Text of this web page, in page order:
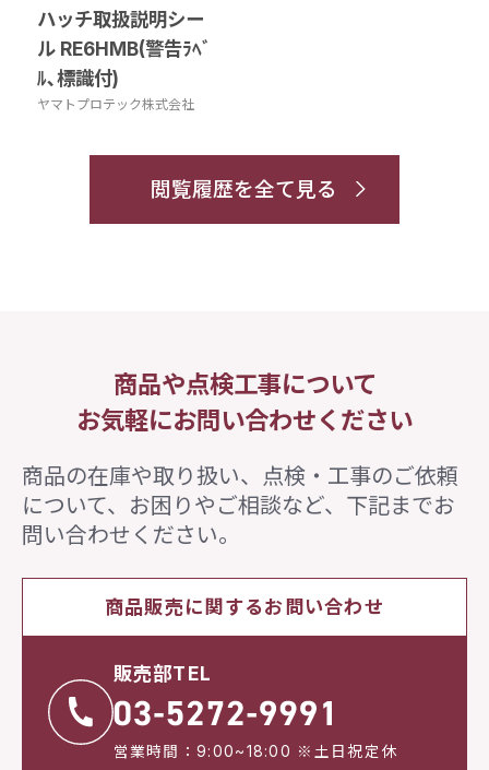
ハッチ取扱説明シー
ル RE6HMB(警告ﾗﾍﾞ
ﾙ､標識付)
ヤマトプロテック株式会社
閲覧履歴を全て見る
商品や点検工事について
お気軽にお問い合わせください
商品の在庫や取り扱い、点検・工事のご依頼
について、 お困りやご相談など、下記までお
問い合わせください。
商品販売に関するお問い合わせ
販売部TEL
営業時間：9:00~18:00 ※土日祝定休